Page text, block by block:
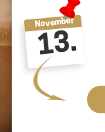
November
13.